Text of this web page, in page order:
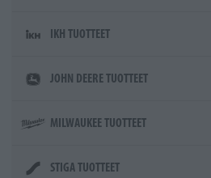
IKH TUOTTEET
JOHN DEERE TUOTTEET
MILWAUKEE TUOTTEET
STIGA TUOTTEET